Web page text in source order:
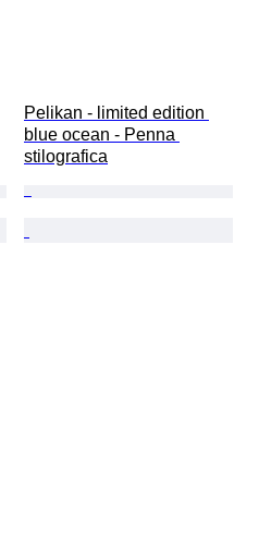
Pelikan - limited edition
blue ocean - Penna
stilografica